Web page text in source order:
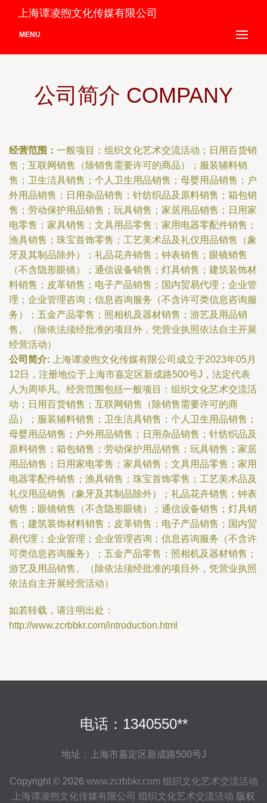
上海谭凌煦文化传媒有限公司
MENU
公司简介 COMPANY
经营范围： 一般项目：组织文化艺术交流活动；日用百货销
售；互联网销售（除销售需要许可的商品）；服装辅料销
售；卫生洁具销售；个人卫生用品销售；母婴用品销售；户
外用品销售；日用杂品销售；针纺织品及原料销售；箱包销
售；劳动保护用品销售；玩具销售；家居用品销售；日用家
电零售；家具销售；文具用品零售；家用电器零配件销售；
渔具销售；珠宝首饰零售；工艺美术品及礼仪用品销售（象
牙及其制品除外）；礼品花卉销售；钟表销售；眼镜销售
（不含隐形眼镜）；通信设备销售；灯具销售；建筑装饰材
料销售；皮革销售；电子产品销售；国内贸易代理；企业管
理；企业管理咨询；信息咨询服务（不含许可类信息咨询服
务）；五金产品零售；照相机及器材销售；游艺及用品销
售。（除依法须经批准的项目外，凭营业执照依法自主开展
经营活动）
公司简介: 上海谭凌煦文化传媒有限公司成立于2023年05月
12日，注册地位于上海市嘉定区新成路500号J，法定代表
人为周毕凡。经营范围包括一般项目：组织文化艺术交流活
动；日用百货销售；互联网销售（除销售需要许可的商
品）；服装辅料销售；卫生洁具销售；个人卫生用品销售；
母婴用品销售；户外用品销售；日用杂品销售；针纺织品及
原料销售；箱包销售；劳动保护用品销售；玩具销售；家居
用品销售；日用家电零售；家具销售；文具用品零售；家用
电器零配件销售；渔具销售；珠宝首饰零售；工艺美术品及
礼仪用品销售（象牙及其制品除外）；礼品花卉销售；钟表
销售；眼镜销售（不含隐形眼镜）；通信设备销售；灯具销
售；建筑装饰材料销售；皮革销售；电子产品销售；国内贸
易代理；企业管理；企业管理咨询；信息咨询服务（不含许
可类信息咨询服务）；五金产品零售；照相机及器材销售；
游艺及用品销售。（除依法须经批准的项目外，凭营业执照
依法自主开展经营活动）
如若转载，请注明出处：
http://www.zcrbbkr.com/introduction.html
电话：1340550**
地址：上海市嘉定区新成路500号J
Copyright © 2026 www.zcrbbkr.com 组织文化艺术交流活动
上海谭凌煦文化传媒有限公司 组织文化艺术交流活动 版权